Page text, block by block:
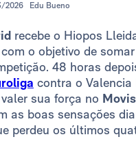
2026 Edu Bueno
recebe o Hiopos
com o objetivo de
48 horas
contra o
sua força no
as boas sensações
perdeu os últimos